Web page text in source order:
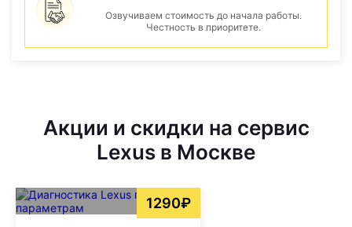
Озвучиваем стоимость до начала работы.
Честность в приоритете.
Акции и скидки на сервис
Lexus в Москве
1290₽